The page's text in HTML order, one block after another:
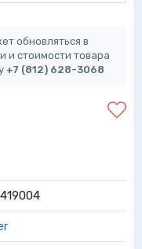
обновляться в
и стоимости товара
+7 (812) 628-3068